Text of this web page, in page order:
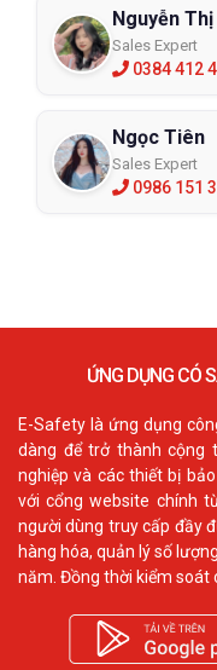
Nguyễn
Sales Expert
0384 412
Ngọc Tiên
Sales Expert
0986 151
ỨNG DỤNG CÓ
E-Safety là ứng dụng
dàng để trở thành cộng
nghiệp và các thiết bị
với cổng website chính
người dùng truy cấp đầy
hàng hóa, quản lý số
năm. Đồng thời kiểm soát